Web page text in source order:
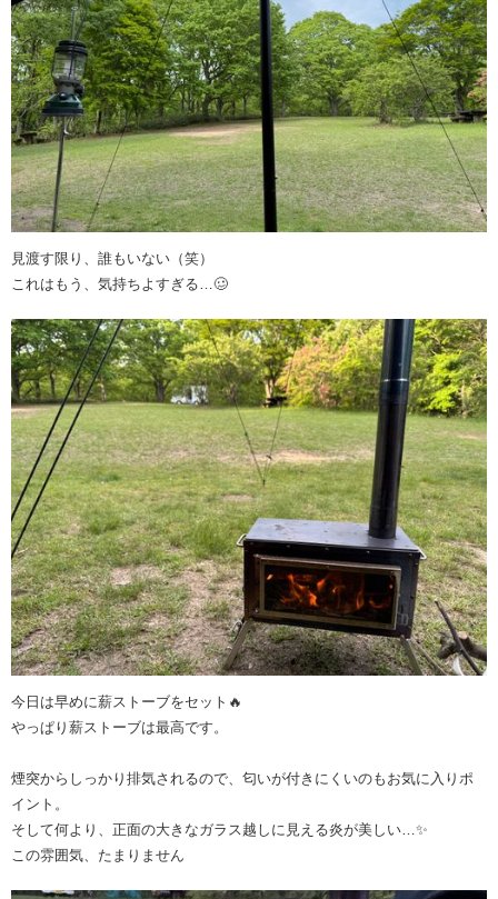
見渡す限り、誰もいない（笑）
これはもう、気持ちよすぎる…🥴
今日は早めに薪ストーブをセット🔥
やっぱり薪ストーブは最高です。
煙突からしっかり排気されるので、匂いが付きにくいのもお気に入りポ
イント。
そして何より、正面の大きなガラス越しに見える炎が美しい…✨
この雰囲気、たまりません